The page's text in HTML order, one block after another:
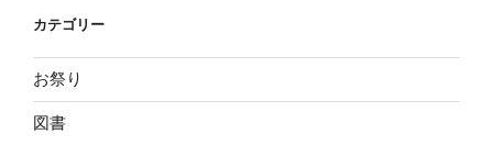
カテゴリー
お祭り
図書